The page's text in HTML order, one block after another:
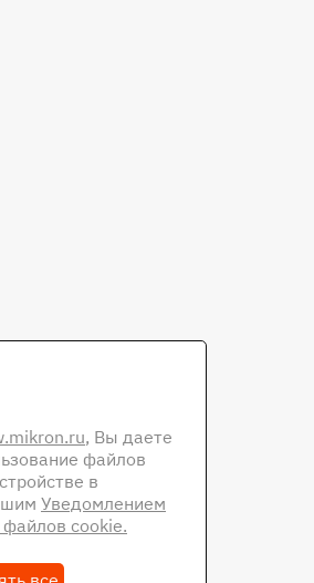
, Вы даете
файлов
в
Уведомлением
cookie.